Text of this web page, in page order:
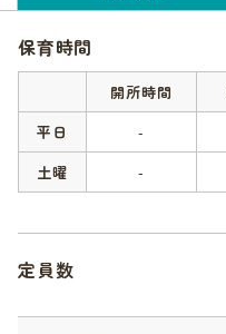
保育時間
開所時間
平日
-
土曜
-
定員数